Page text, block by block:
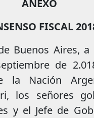
ANEXO
FISCAL
Buenos Aires,
de
la Nación
los señores
y el Jefe de